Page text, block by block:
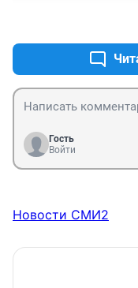
Гость
Войти
Новости СМИ2